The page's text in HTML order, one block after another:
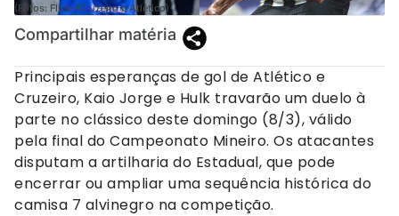
(Fotos: Flickr/Cruzeiro e Atlético)
Compartilhar matéria
Principais esperanças de gol de Atlético e
Cruzeiro, Kaio Jorge e Hulk travarão um duelo à
parte no clássico deste domingo (8/3), válido
pela final do Campeonato Mineiro. Os atacantes
disputam a artilharia do Estadual, que pode
encerrar ou ampliar uma sequência histórica do
camisa 7 alvinegro na competição.